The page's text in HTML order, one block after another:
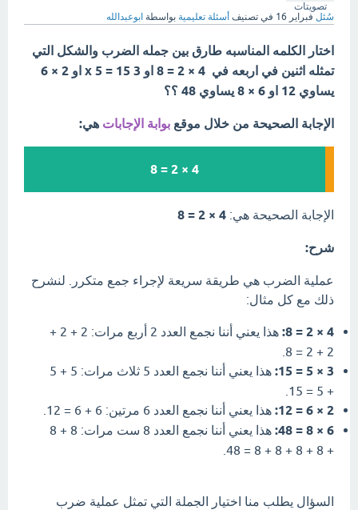
تصويتات
سُئل فبراير 16 في تصنيف أسئلة تعليمية بواسطة ابوعبدالله
اختار الكلمه المناسبه طارق بين جمله الضرب والشكل التي
تمثله اثنين في اربعه في 4 × 2 = 8 او 3 x 5 = 15 او 2 × 6
يساوي 12 او 6 × 8 يساوي 48 ؟؟
الإجابة الصحيحة من خلال موقع بوابة الإجابات هي:
4 × 2 = 8
الإجابة الصحيحة هي: 4 × 2 = 8
شرح:
عملية الضرب هي طريقة سريعة لإجراء جمع متكرر. لنشرح
ذلك مع كل مثال:
4 × 2 = 8:
هذا يعني أننا نجمع العدد 2 أربع مرات: 2 + 2 +
2 + 2 = 8.
3 × 5 = 15:
هذا يعني أننا نجمع العدد 5 ثلاث مرات: 5 + 5
+ 5 = 15.
2 × 6 = 12: هذا يعني أننا نجمع العدد 6 مرتين: 6 + 6 = 12.
6 × 8 = 48:
هذا يعني أننا نجمع العدد 8 ست مرات: 8 + 8
+ 8 + 8 + 8 + 8 = 48.
السؤال يطلب منا اختيار الجملة التي تمثل عملية ضرب